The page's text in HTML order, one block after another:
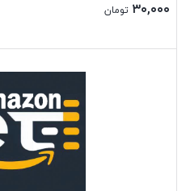
۳۰,۰۰۰ تومان